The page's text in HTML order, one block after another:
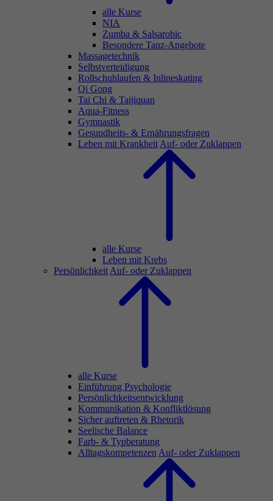
alle Kurse
NIA
Zumba & Salsarobic
Besondere Tanz-Angebote
Massagetechnik
Selbstverteidigung
Rollschuhlaufen & Inlineskating
Qi Gong
Tai Chi & Taijiquan
Aqua-Fitness
Gymnastik
Gesundheits- & Ernährungsfragen
Leben mit Krankheit Auf- oder Zuklappen
alle Kurse
Leben mit Krebs
Persönlichkeit Auf- oder Zuklappen
alle Kurse
Einführung Psychologie
Persönlichkeitsentwicklung
Kommunikation & Konfliktlösung
Sicher auftreten & Rhetorik
Seelische Balance
Farb- & Typberatung
Alltagskompetenzen Auf- oder Zuklappen